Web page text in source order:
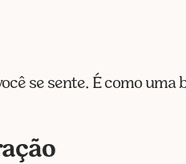
se sente. É como uma